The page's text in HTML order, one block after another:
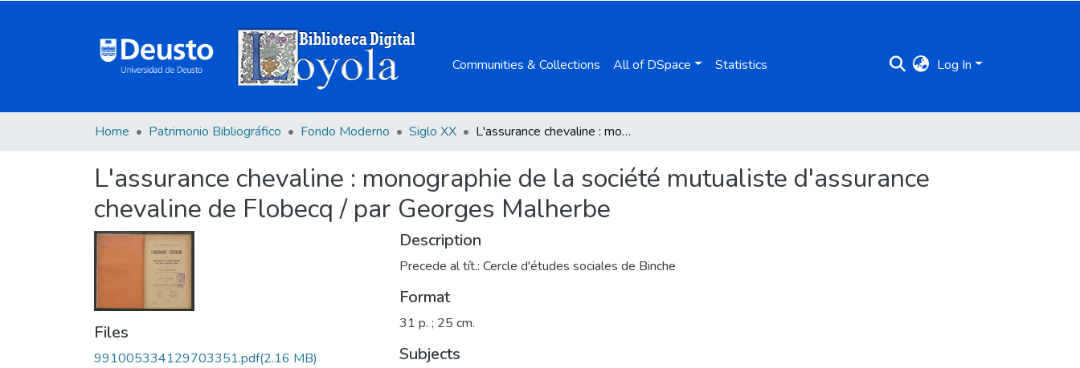
Communities & Collections All of DSpace Statistics Log In
Home Patrimonio Bibliográfico Fondo Moderno Siglo XX L'assurance chevaline : monographie de la société mutualiste d'assurance chevaline de Flobecq / par Georges Malherbe
L'assurance chevaline : monographie de la société mutualiste d'assurance
chevaline de Flobecq / par Georges Malherbe
Files
991005334129703351.pdf(2.16 MB)
Description
Precede al tít.: Cercle d'études sociales de Binche
Format
31 p. ; 25 cm.
Subjects